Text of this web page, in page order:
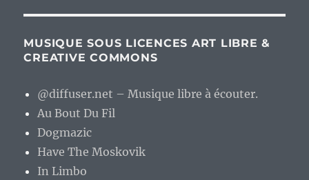
MUSIQUE SOUS LICENCES ART LIBRE &
CREATIVE COMMONS
@diffuser.net – Musique libre à écouter.
Au Bout Du Fil
Dogmazic
Have The Moskovik
In Limbo